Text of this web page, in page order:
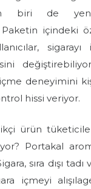
biri de
Paketin içindeki
deneyimini
hissi veriyor.
ürün tüketiciler
Portakal
sıra dışı
içmeyi